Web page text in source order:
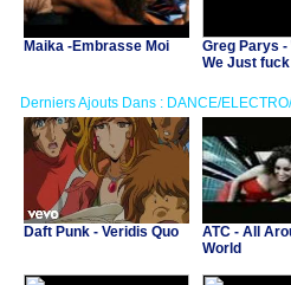
Maika -Embrasse Moi
Greg Parys -
We Just fuck
Derniers Ajouts Dans : DANCE/
Daft Punk - Veridis Quo
ATC - All
World